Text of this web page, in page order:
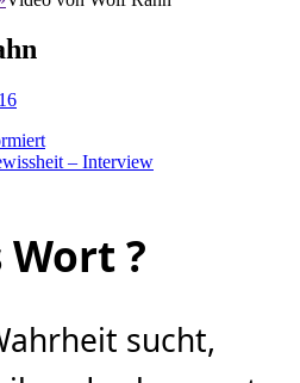
Autor
– Interview
?
sucht,